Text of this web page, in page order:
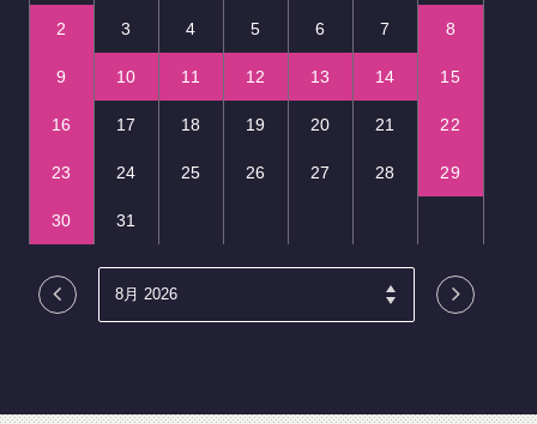
2 3 4 5 6 7 8
9 10 11 12 13 14 15
16 17 18 19 20 21 22
23 24 25 26 27 28 29
30 31